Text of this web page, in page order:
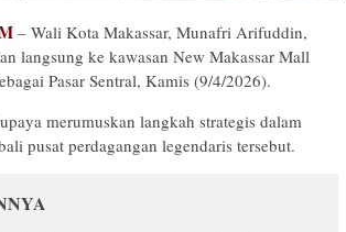
– Wali Kota Makassar, Munafri Arifuddin,
langsung ke kawasan New Makassar Mall
Pasar Sentral, Kamis (9/4/2026).
merumuskan langkah strategis dalam
pusat perdagangan legendaris tersebut.